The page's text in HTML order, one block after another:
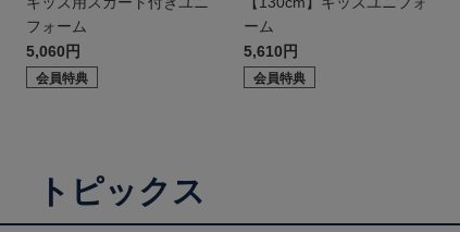
フォーム
5,060円
会員特典
ーム
5,610円
会員特典
トピックス